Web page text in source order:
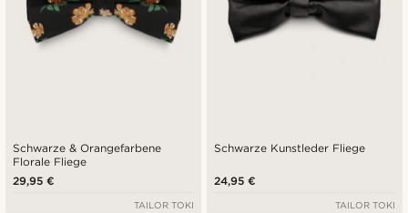
Schwarze & Orangefarbene
Florale Fliege
29,95 €
TAILOR TOKI
Schwarze Kunstleder Fliege
24,95 €
TAILOR TOKI